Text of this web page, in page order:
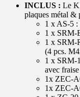
INCLUS : Le
plaques métal &
1 x AS-5 :
1 x SRM-
1 x SRM-
(4 pcs.
1 x SRM-
avec
1x ZEC-
1x ZEC-